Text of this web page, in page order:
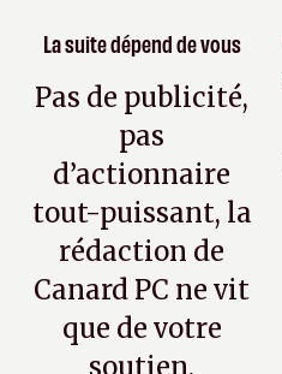
La suite dépend de vous
Pas de publicité,
pas
d’actionnaire
tout-puissant, la
rédaction de
Canard PC ne vit
que de votre
soutien.